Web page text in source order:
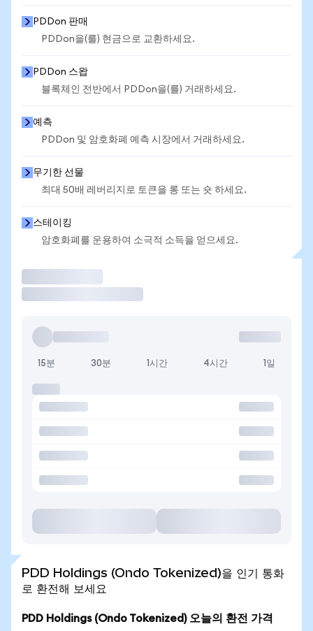
PDDon 판매
PDDon을(를) 현금으로 교환하세요.
PDDon 스왑
블록체인 전반에서 PDDon을(를) 거래하세요.
예측
PDDon 및 암호화폐 예측 시장에서 거래하세요.
무기한 선물
최대 50배 레버리지로 토큰을 롱 또는 숏 하세요.
스테이킹
암호화폐를 운용하여 소극적 소득을 얻으세요.
15분 30분 1시간 4시간 1일
PDD Holdings (Ondo Tokenized)을 인기 통화
로 환전해 보세요
PDD Holdings (Ondo Tokenized) 오늘의 환전 가격